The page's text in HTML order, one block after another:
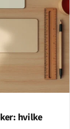
hvilke